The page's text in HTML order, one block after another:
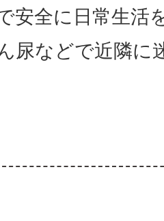
安全に日常生活
尿などで近隣に